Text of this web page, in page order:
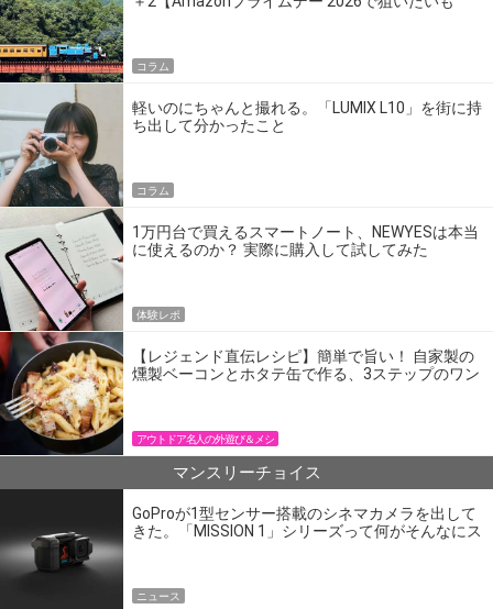
コラム
軽いのにちゃんと撮れる。「LUMIX L10」を街に持
ち出して分かったこと
コラム
1万円台で買えるスマートノート、NEWYESは本当
に使えるのか？ 実際に購入して試してみた
体験レポ
【レジェンド直伝レシピ】簡単で旨い！ 自家製の
燻製ベーコンとホタテ缶で作る、3ステップのワン
アウトドア名人の外遊び＆メシ
マンスリーチョイス
GoProが1型センサー搭載のシネマカメラを出して
きた。「MISSION 1」シリーズって何がそんなにス
ニュース